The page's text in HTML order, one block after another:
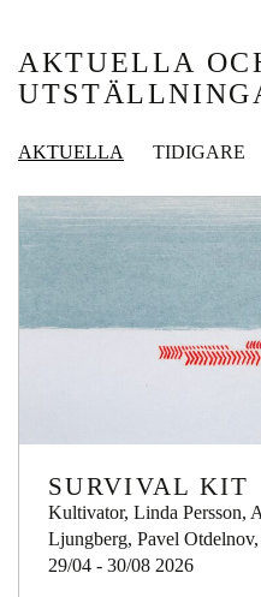
AKTUELLA
AKTUELLA TIDIGARE
SURVIVAL KIT
Kultivator, Linda Persson,
Ljungberg, Pavel
29/04 - 30/08 2026